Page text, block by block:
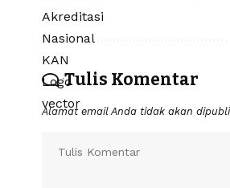
Tulis Komentar
Alamat email Anda tidak akan